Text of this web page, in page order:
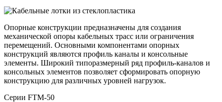
Опорные конструкции предназначены для создания
механической опоры кабельных трасс или ограничения
перемещений. Основными компонентами опорных
конструкций являются профиль каналы и консольные
элементы. Широкий типоразмерный ряд профиль-каналов и
консольных элементов позволяет сформировать опорную
конструкцию для различных уровней нагрузок.
Серии FTM-50